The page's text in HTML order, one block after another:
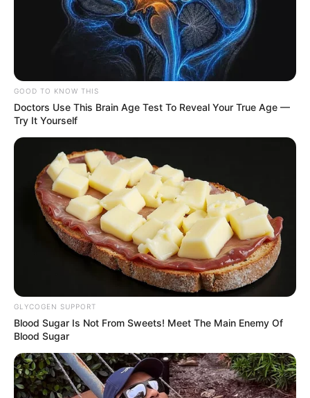
GOOD TO KNOW THIS
Doctors Use This Brain Age Test To Reveal Your True Age —
Try It Yourself
GLYCOGEN SUPPORT
Blood Sugar Is Not From Sweets! Meet The Main Enemy Of
Blood Sugar